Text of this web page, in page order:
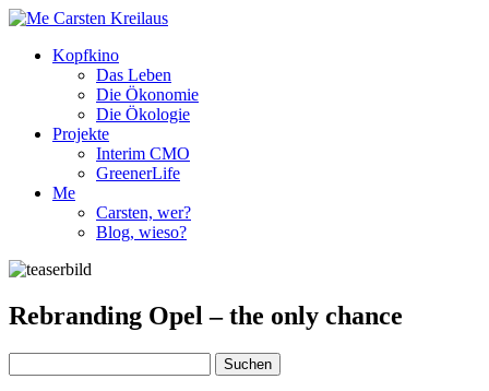
Kopfkino
Das Leben
Die Ökonomie
Die Ökologie
Projekte
Interim CMO
GreenerLife
Me
Carsten, wer?
Blog, wieso?
Rebranding Opel – the only chance
nach: